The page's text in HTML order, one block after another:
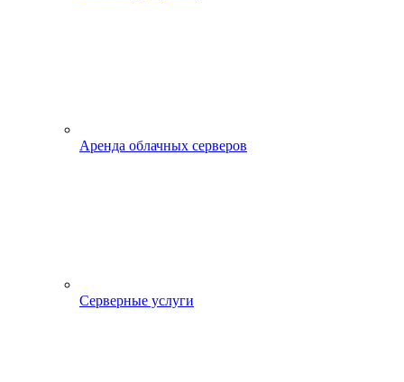
Аренда облачных серверов
Серверные услуги